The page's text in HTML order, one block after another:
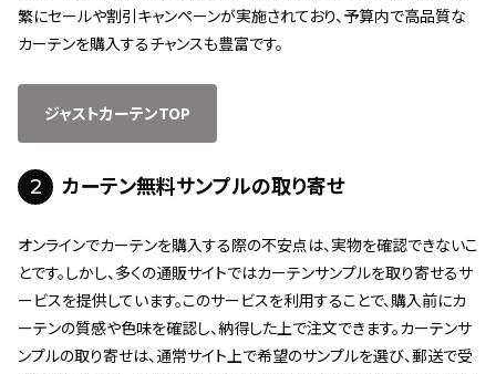
繁にセールや割引キャンペーンが実施されており、予算内で高品質な
カーテンを購入するチャンスも豊富です。
ジャストカーテンTOP
2 カーテン無料サンプルの取り寄せ
オンラインでカーテンを購入する際の不安点は、実物を確認できないこ
とです。しかし、多くの通販サイトではカーテンサンプルを取り寄せるサ
ービスを提供しています。このサービスを利用することで、購入前にカ
ーテンの質感や色味を確認し、納得した上で注文できます。カーテンサ
ンプルの取り寄せは、通常サイト上で希望のサンプルを選び、郵送で受